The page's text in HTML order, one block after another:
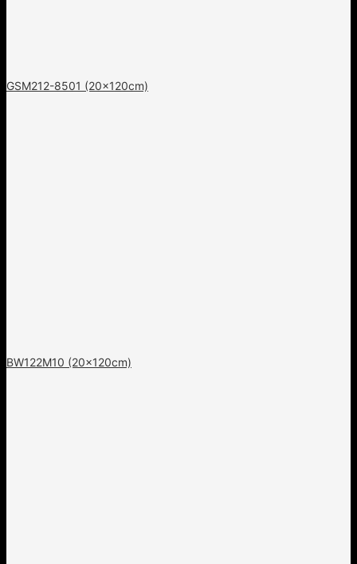
GSM212-8501 (20x120cm)
BW122M10 (20x120cm)